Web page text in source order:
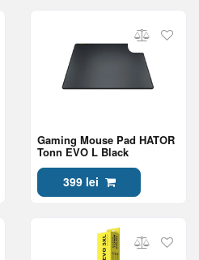
Gaming Mouse Pad HATOR
Tonn EVO L Black
399 lei